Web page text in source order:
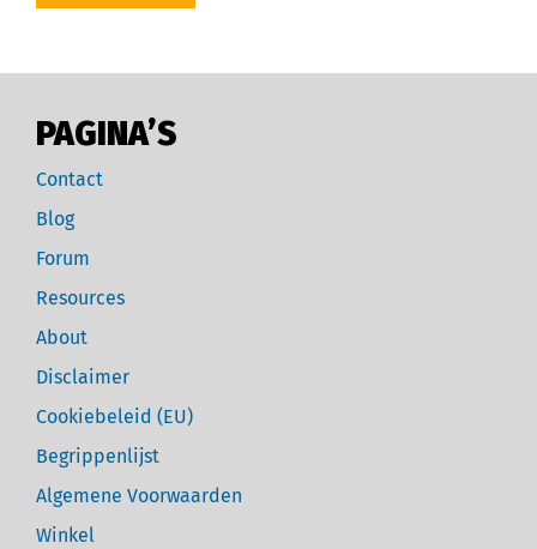
PAGINA’S
Contact
Blog
Forum
Resources
About
Disclaimer
Cookiebeleid (EU)
Begrippenlijst
Algemene Voorwaarden
Winkel